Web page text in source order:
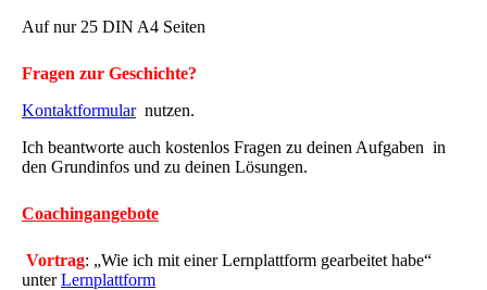
Auf nur 25 DIN A4 Seiten
Fragen zur Geschichte?
Kontaktformularnutzen.
Ich beantworte auch kostenlos Fragen zu deinen Aufgaben in
den Grundinfos und zu deinen Lösungen.
Coachingangebote
Vortrag: „Wie ich mit einer Lernplattform gearbeitet habe“
unterLernplattform